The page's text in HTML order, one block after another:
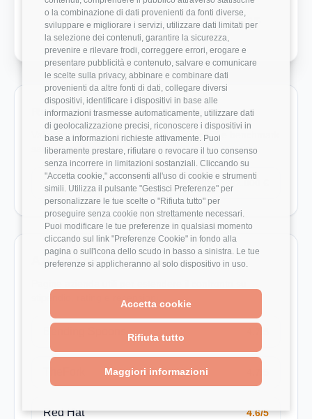
o la combinazione di dati provenienti da fonti diverse,
sviluppare e migliorare i servizi, utilizzare dati limitati per
la selezione dei contenuti, garantire la sicurezza,
prevenire e rilevare frodi, correggere errori, erogare e
presentare pubblicità e contenuto, salvare e comunicare
le scelte sulla privacy, abbinare e combinare dati
provenienti da altre fonti di dati, collegare diversi
dispositivi, identificare i dispositivi in base alle
informazioni trasmesse automaticamente, utilizzare dati
di geolocalizzazione precisi, riconoscere i dispositivi in
base a informazioni richieste attivamente. Puoi
liberamente prestare, rifiutare o revocare il tuo consenso
senza incorrere in limitazioni sostanziali. Cliccando su
"Accetta cookie," acconsenti all'uso di cookie e strumenti
simili. Utilizza il pulsante "Gestisci Preferenze" per
personalizzare le tue scelte o "Rifiuta tutto" per
proseguire senza cookie non strettamente necessari.
Puoi modificare le tue preferenze in qualsiasi momento
cliccando sul link "Preferenze Cookie" in fondo alla
pagina o sull'icona dello scudo in basso a sinistra. Le tue
preferenze si applicheranno al solo dispositivo in uso.
Accetta cookie
Rifiuta tutto
Maggiori informazioni
Crescita Professionale 2/5
Ruoli monitorati in Kolinpharma
Vai direttamente ai ruoli con dati disponibili e benchmark
salariali reali.
Sales Development Representative
Aziende da confrontare
Red Hat 4.6/5